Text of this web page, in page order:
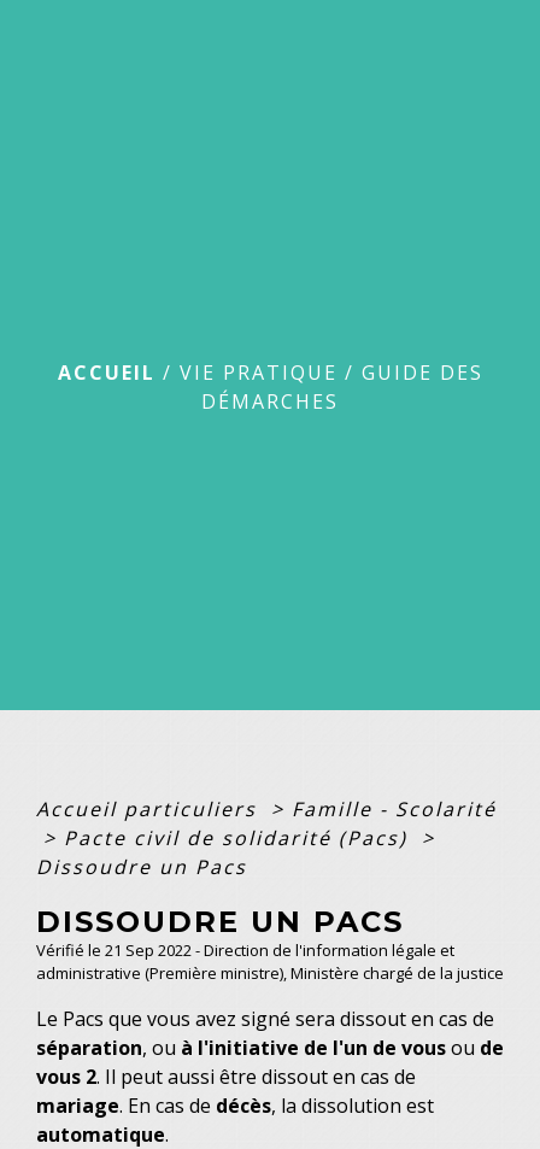
ACCUEIL / VIE PRATIQUE / GUIDE DES
DÉMARCHES
Accueil particuliers > Famille - Scolarité
> Pacte civil de solidarité (Pacs)
>
Dissoudre un Pacs
DISSOUDRE UN PACS
Vérifié le 21 Sep 2022 - Direction de l'information légale et
administrative (Première ministre), Ministère chargé de la justice
Le Pacs que vous avez signé sera dissout en cas de
séparation, ou à l'initiative de l'un de vousou de
vous 2. Il peut aussi être dissout en cas de
mariage. En cas de décès, la dissolution est
automatique.